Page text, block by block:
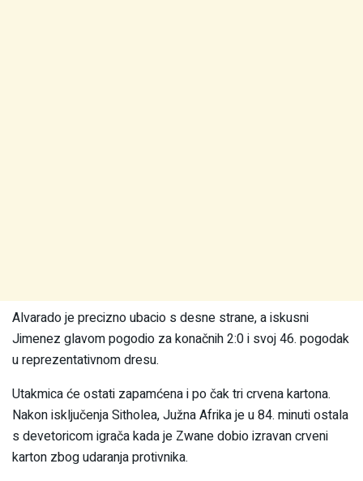
Alvarado je precizno ubacio s desne strane, a iskusni
Jimenez glavom pogodio za konačnih 2:0 i svoj 46. pogodak
u reprezentativnom dresu.
Utakmica će ostati zapamćena i po čak tri crvena kartona.
Nakon isključenja Sitholea, Južna Afrika je u 84. minuti ostala
s devetoricom igrača kada je Zwane dobio izravan crveni
karton zbog udaranja protivnika.